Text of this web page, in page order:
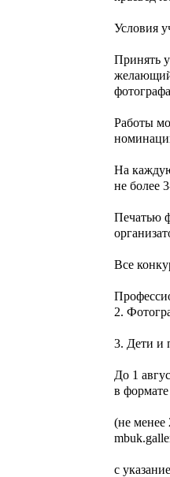
Условия
Принять
желающий
Работы
На
не более
Печатью
Все
2.
3. Дети и
До 1
в
(не менее
с